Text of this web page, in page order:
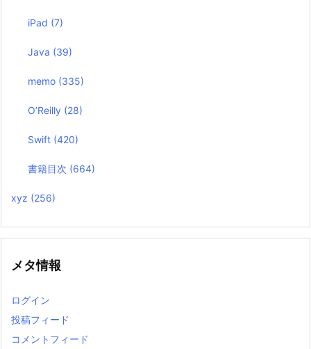
iPad (7)
Java (39)
memo (335)
O’Reilly (28)
Swift (420)
書籍目次 (664)
xyz (256)
メタ情報
ログイン
投稿フィード
コメントフィード